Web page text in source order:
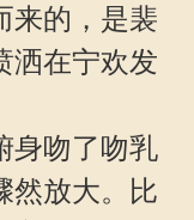
来的，是裴
洒在宁欢发
身吻了吻乳
然放大。比